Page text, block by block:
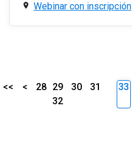
Webinar con inscripción
<< < 28 29 30
31
32
33